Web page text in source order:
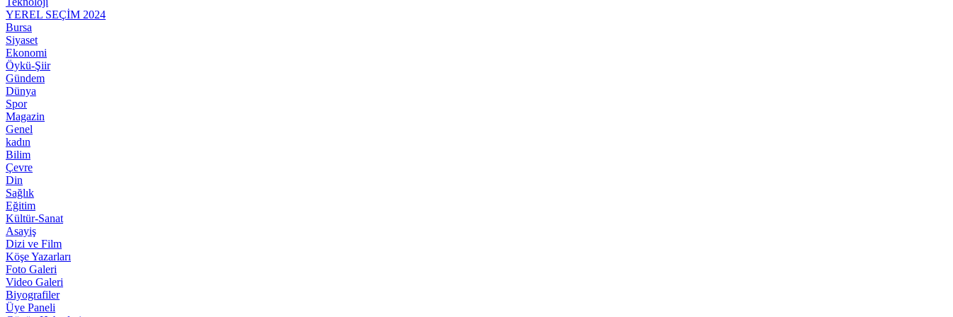
YEREL SEÇİM 2024
Bursa
Siyaset
Ekonomi
Öykü-Şiir
Gündem
Dünya
Spor
Magazin
Genel
kadın
Bilim
Çevre
Din
Sağlık
Eğitim
Kültür-Sanat
Asayiş
Dizi ve Film
Köşe Yazarları
Foto Galeri
Video Galeri
Biyografiler
Üye Paneli